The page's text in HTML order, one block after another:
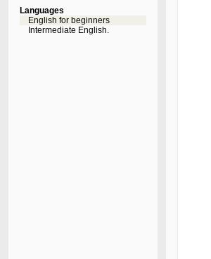
Languages
English for beginners
Intermediate English.